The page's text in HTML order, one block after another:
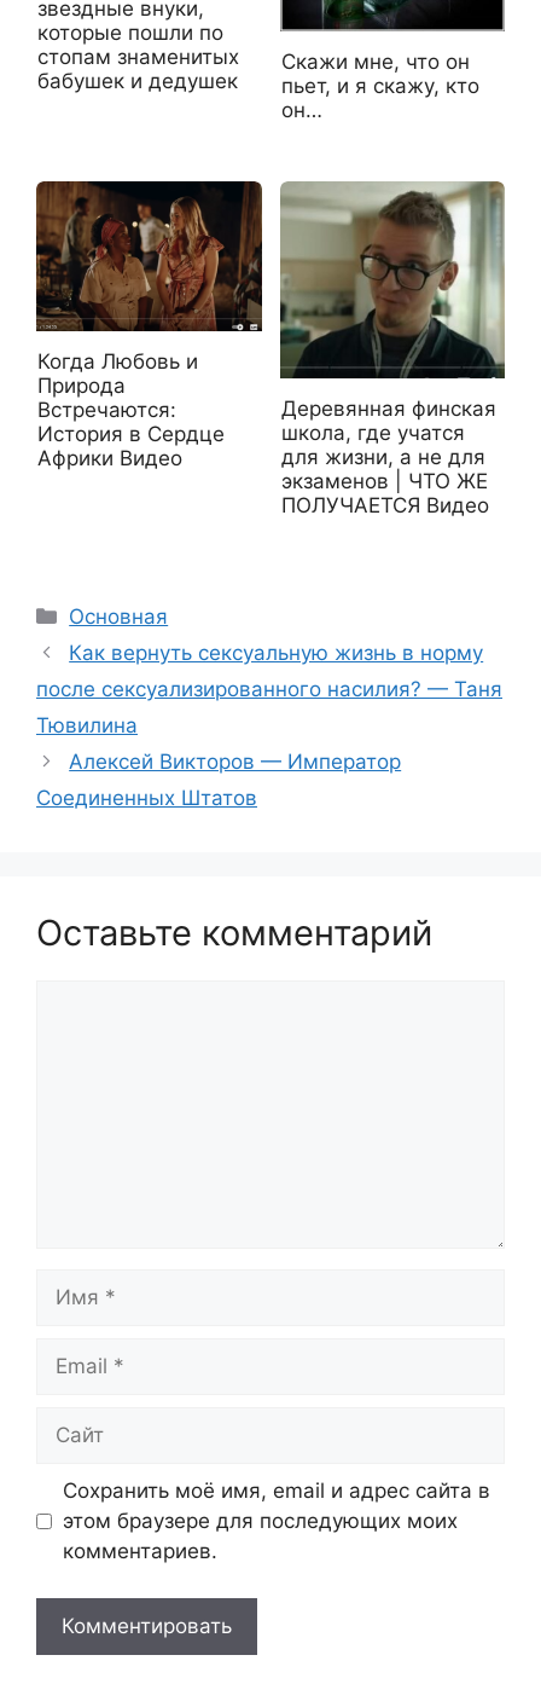
звездные внуки,
которые пошли по
стопам знаменитых
бабушек и дедушек
Скажи мне, что он
пьет, и я скажу, кто
он…
Когда Любовь и
Природа
Встречаются:
История в Сердце
Африки Видео
Деревянная финская
школа, где учатся
для жизни, а не для
экзаменов | ЧТО ЖЕ
ПОЛУЧАЕТСЯ Видео
Рубрики
Основная
Как вернуть сексуальную жизнь в норму
после сексуализированного насилия? — Таня
Тювилина
Алексей Викторов — Император
Соединенных Штатов
Оставьте комментарий
Имя
Email
Сайт
Сохранить моё имя, email и адрес сайта в
этом браузере для последующих моих
комментариев.